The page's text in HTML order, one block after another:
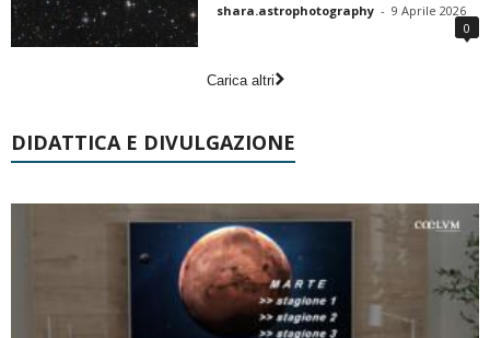
shara.astrophotography - 9 Aprile 2026
0
Carica altri
DIDATTICA E DIVULGAZIONE